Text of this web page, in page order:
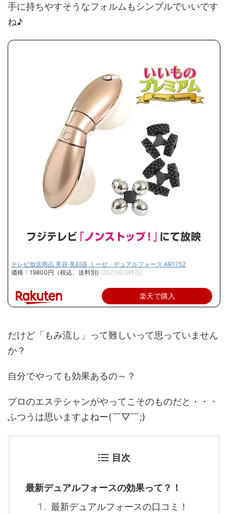
手に持ちやすそうなフォルムもシンプルでいいです
ね♪
テレビ放送商品 美容 美顔器 ミーゼ デュアルフォース AR1752
価格：19800円（税込、送料別) (2021/6/3時点)
楽天で購入
だけど「もみ流し」って難しいって思っていません
か？
自分でやっても効果あるの～？
プロのエステシャンがやってこそのものだと・・・
ふつうは思いますよねー(￣▽￣;)
目次
最新デュアルフォースの効果って？！
最新デュアルフォースの口コミ！